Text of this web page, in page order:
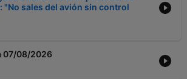
"No sales del avión sin control
07/08/2026